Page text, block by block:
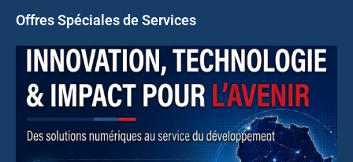
Offres Spéciales de Services